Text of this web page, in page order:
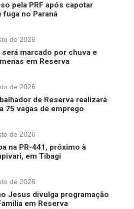
pela PRF após capotar
no Paraná
de 2026
será marcado por chuva e
em Reserva
de 2026
de Reserva realizará
75 vagas de emprego
de 2026
na PR-441, próximo à
em Tibagi
de 2026
Jesus divulga programação
em Reserva